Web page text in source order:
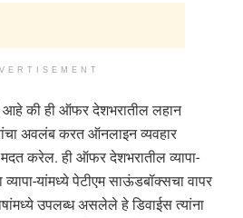
की ही ऑफर देशभरातील लहान
अवलंब करत ऑनलाइन व्‍यवहार
मदत करेल. ही ऑफर देशभरातील व्‍यापा-
यांमध्‍ये पेटीएम साऊंडबॉक्‍सचा वापर
उपलब्‍ध असलेले हे डिवाईस त्‍यांना